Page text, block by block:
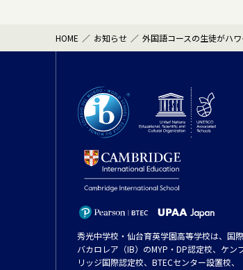
HOME お知らせ 外国語コースの生徒がハ
秀光中学校・仙台育英学園高等学校は、国際
バカロレア（IB）のMYP・DP認定校、ケン
リッジ国際認定校、BTECセンター設置校、